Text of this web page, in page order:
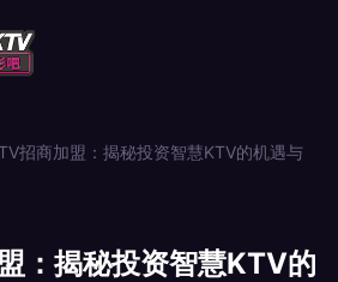
招商加盟：揭秘投资智慧KTV的机遇与
：揭秘投资智慧KTV的